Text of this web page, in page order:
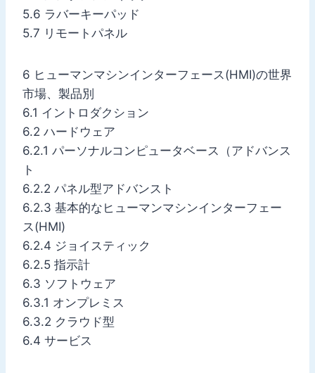
5.6 ラバーキーパッド
5.7 リモートパネル
6 ヒューマンマシンインターフェース(HMI)の世界
市場、製品別
6.1 イントロダクション
6.2 ハードウェア
6.2.1 パーソナルコンピュータベース（アドバンス
ト
6.2.2 パネル型アドバンスト
6.2.3 基本的なヒューマンマシンインターフェー
ス(HMI)
6.2.4 ジョイスティック
6.2.5 指示計
6.3 ソフトウェア
6.3.1 オンプレミス
6.3.2 クラウド型
6.4 サービス